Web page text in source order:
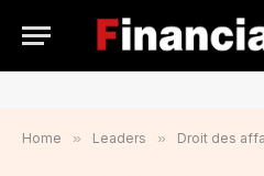
Home » Leaders » Droit des